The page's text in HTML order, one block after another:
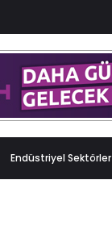
Endüstriyel Sektörler